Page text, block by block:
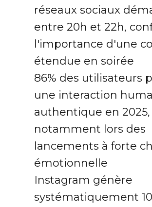
réseaux sociaux
entre 20h et 22h,
l'importance d'une
étendue en soirée
86% des utilisateurs
une interaction
authentique en 2025,
notamment lors des
lancements à forte
émotionnelle
Instagram génère
systématiquement